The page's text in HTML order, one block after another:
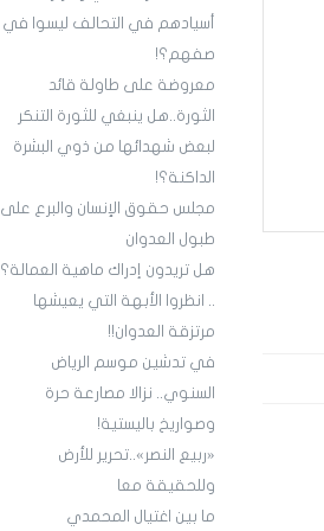
أسيادهم في التحالف ليسوا في
صفهم؟!
معروضة على طاولة قائد
الثورة..هل ينبغي للثورة التنكر
لبعض شهدائها من ذوي البشرة
الداكنة؟!
مجلس حقوق الإنسان والبرع على
طبول العدوان
هل تريدون إدراك ماهية العمالة؟
.. انظروا الأبهة التي يعيشها
مرتزقة العدوان!!
في تدشين موسم الرياض
السنوي.. نزالا مصارعة حرة
وصواريخ باليستية!
«ربيع النصر»..تحرير للأرض
وللحقيقة معا
ما بين اغتيال المحمدي